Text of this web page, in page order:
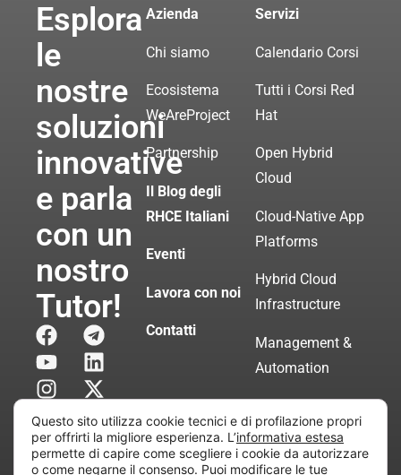
Esplora
le
nostre
soluzioni
innovative
e parla
con un
nostro
Tutor!
Azienda
Chi siamo
Ecosistema
WeAreProject
Partnership
Il Blog degli
RHCE Italiani
Eventi
Lavora con noi
Contatti
Servizi
Calendario Corsi
Tutti i Corsi Red
Hat
Open Hybrid
Cloud
Cloud-Native App
Platforms
Hybrid Cloud
Infrastructure
Management &
Automation
Servizi di
Consulenza
Certificata
Questo sito utilizza cookie tecnici e di profilazione propri
per offrirti la migliore esperienza. L’informativa estesa
permette di capire come scegliere i cookie da autorizzare
o come negarne il consenso. Puoi modificare le tue